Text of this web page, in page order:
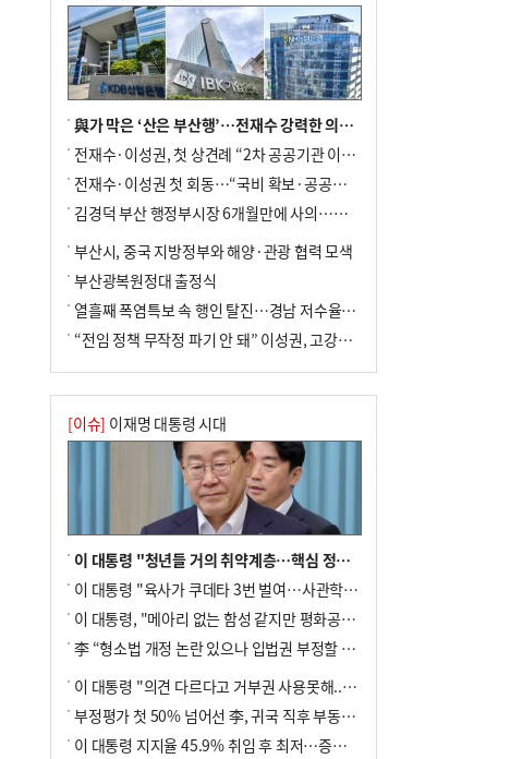
與가 막은 ‘산은 부산행’…전재수 강력한 의지 표명 없인 공염불
전재수·이성권, 첫 상견례 “2차 공공기관 이전 초당 협력”(종합)
전재수·이성권 첫 회동…“국비 확보·공공기관 이전 협력”
김경덕 부산 행정부시장 6개월만에 사의…후임 인선 촉각
부산시, 중국 지방정부와 해양·관광 협력 모색
부산광복원정대 출정식
열흘째 폭염특보 속 행인 탈진…경남 저수율 평년의 절반
“전임 정책 무작정 파기 안 돼” 이성권, 고강도 ‘전재수 견제’ 예고
[이슈] 이재명 대통령 시대
이 대통령 "청년들 거의 취약계층…핵심 정책 재편""
이 대통령 "육사가 쿠데타 3번 벌여…사관학교 통합 신속히 추진"
이 대통령, "메아리 없는 함성 같지만 평화공존책 계속해야"
李 “형소법 개정 논란 있으나 입법권 부정할 만큼은 아냐”(종합)
이 대통령 "의견 다르다고 거부권 사용못해.. 입법권 부정할 상황이라 보기 어려워"
부정평가 첫 50% 넘어선 李, 귀국 직후 부동산·증시 점검(종합)
이 대통령 지지율 45.9% 취임 후 최저…증시 폭락·연임 개헌 논란 영향